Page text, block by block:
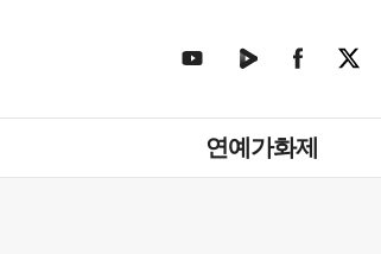
뉴
연예가화제